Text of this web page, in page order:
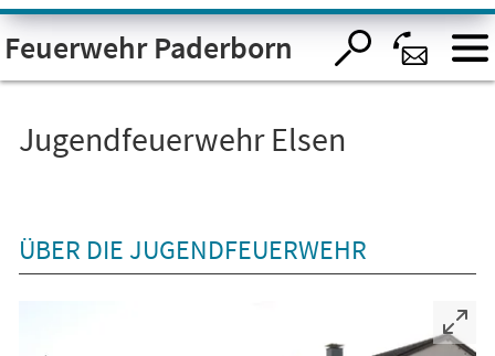
Visuelle
Assistenzsoftware
öffnen.
Feuerwehr Paderborn
Jugendfeuerwehr Elsen
ÜBER DIE JUGENDFEUERWEHR